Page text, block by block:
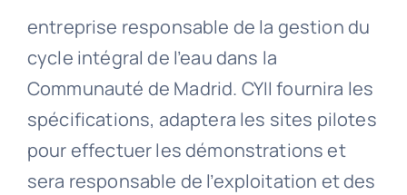
entreprise responsable de la gestion du
cycle intégral de l’eau dans la
Communauté de Madrid. CYII fournira les
spécifications, adaptera les sites pilotes
pour effectuer les démonstrations et
sera responsable de l’exploitation et des